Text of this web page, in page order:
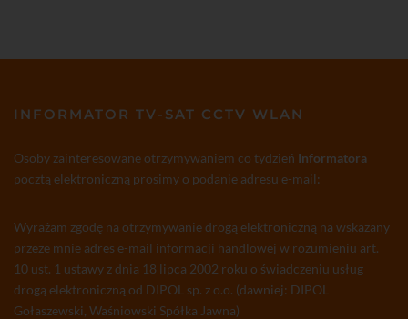
INFORMATOR TV-SAT CCTV WLAN
Osoby zainteresowane otrzymywaniem co tydzień Informatora
pocztą elektroniczną prosimy o podanie adresu e-mail:
Wyrażam zgodę na otrzymywanie drogą elektroniczną na wskazany
przeze mnie adres e-mail informacji handlowej w rozumieniu art.
10 ust. 1 ustawy z dnia 18 lipca 2002 roku o świadczeniu usług
drogą elektroniczną od DIPOL sp. z o.o. (dawniej: DIPOL
Gołaszewski, Waśniowski Spółka Jawna)